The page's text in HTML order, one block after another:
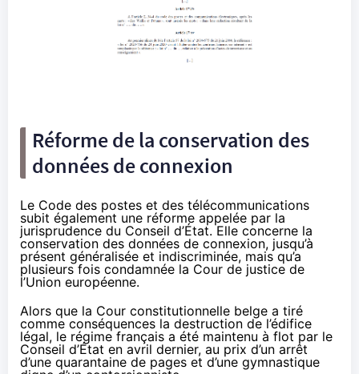
Réforme de la conservation des
données de connexion
Le Code des postes et des télécommunications
subit également une réforme appelée par la
jurisprudence du Conseil d’État. Elle concerne la
conservation des données de connexion, jusqu’à
présent généralisée et indiscriminée, mais qu’a
plusieurs fois condamnée la Cour de justice de
l’Union européenne.
Alors que la Cour constitutionnelle belge a tiré
comme conséquences la destruction de l’édifice
légal, le régime français a été maintenu à flot par le
Conseil d’État en avril dernier, au prix d’un arrêt
d’une quarantaine de pages et d’une gymnastique